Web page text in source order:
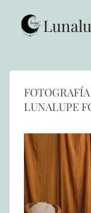
contenido
LUNALUPE